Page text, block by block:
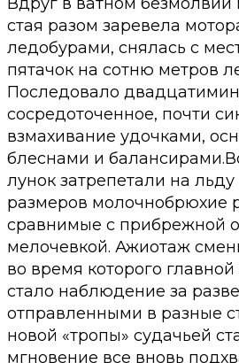
стая разом заревела
ледобурами, снялась с
пятачок на сотню метров
Последовало
сосредоточенное, почти
взмахивание удочками,
блеснами и
лунок затрепетали на
размеров молочнобрюхие
сравнимые с прибрежной
мелочевкой. Ажиотаж
во время которого
стало наблюдение за
отправленными в разные
новой «тропы» судачьей
мгновение все вновь